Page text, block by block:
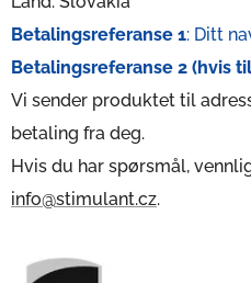
Betalingsreferanse 1: Ditt
Betalingsreferanse 2 (hvis
Vi sender produktet til
betaling fra deg.
Hvis du har spørsmål,
info@stimulant.cz.